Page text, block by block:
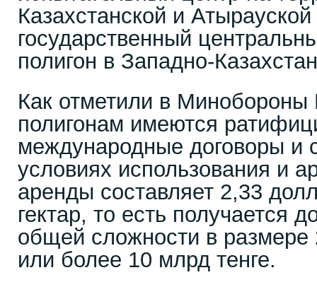
Казахстанской и
государственный
полигон в Западно-
Как отметили в Минобороны
полигонам имеются
международные договоры и
условиях использования и
аренды составляет 2,33
гектар, то есть получается
общей сложности в
или более 10 млрд тенге.